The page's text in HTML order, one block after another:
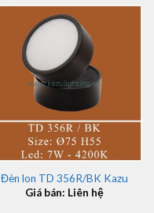
Đèn lon TD 356R/BK Kazu
Giá bán: Liên hệ